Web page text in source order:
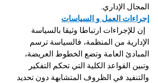
المجال الإداري.
إجراءات العمل و السياسات
  إن للإجراءات ارتباطا وثيقا بالسياسة
الإدارية من المنظمة، فالسياسة ترسم
المبادئ العامة وتضع الخطوط العريضة،
وتبين القواعد الكلية التي تحكم التفكير
والتنفيد في الظروف المتشابهة دون تحديد